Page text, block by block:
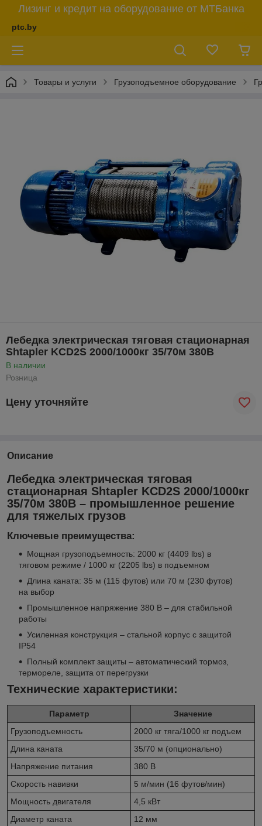
Лизинг и кредит на оборудование от МТБанка
ptc.by
Товары и услуги Грузоподъемное оборудование
Лебедка электрическая тяговая стационарная
Shtapler KCD2S 2000/1000кг 35/70м 380В
В наличии
Розница
Цену уточняйте
Описание
Лебедка электрическая тяговая
стационарная Shtapler KCD2S 2000/1000кг
35/70м 380В – промышленное решение
для тяжелых грузов
Ключевые преимущества:
Мощная грузоподъемность: 2000 кг (4409 lbs) в
тяговом режиме / 1000 кг (2205 lbs) в подъемном
Длина каната: 35 м (115 футов) или 70 м (230 футов)
на выбор
Промышленное напряжение 380 В – для стабильной
работы
Усиленная конструкция – стальной корпус с защитой
IP54
Полный комплект защиты – автоматический тормоз,
термореле, защита от перегрузки
Технические характеристики:
Параметр
Значение
Грузоподъемность
2000 кг тяга/1000 кг подъем
Длина каната
35/70 м (опционально)
Напряжение питания
380 В
Скорость навивки
5 м/мин (16 футов/мин)
Мощность двигателя
4,5 кВт
Диаметр каната
12 мм